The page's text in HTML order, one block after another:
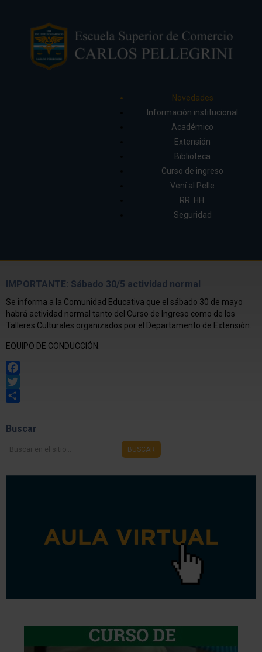
Novedades
Información institucional
Académico
Extensión
Biblioteca
Curso de ingreso
Vení al Pelle
RR. HH.
Seguridad
IMPORTANTE: Sábado 30/5 actividad normal
Se informa a la Comunidad Educativa que el sábado 30 de mayo
habrá actividad normal tanto del Curso de Ingreso como de los
Talleres Culturales organizados por el Departamento de Extensión.
EQUIPO DE CONDUCCIÓN.
Facebook
Twitter
Buscar
Buscar
BUSCAR